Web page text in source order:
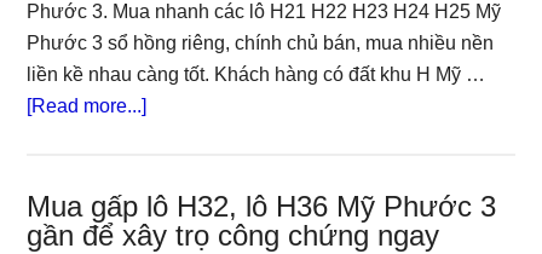
Phước 3. Mua nhanh các lô H21 H22 H23 H24 H25 Mỹ
Phước 3 sổ hồng riêng, chính chủ bán, mua nhiều nền
liền kề nhau càng tốt. Khách hàng có đất khu H Mỹ …
[Read more...]about
đất
khu
Mua gấp lô H32, lô H36 Mỹ Phước 3
gần để xây trọ công chứng ngay